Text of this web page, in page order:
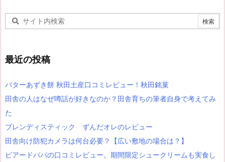
最近の投稿
バターあずき餅 秋田土産口コミレビュー！秋田銘菓
田舎の人はなぜ噂話が好きなのか？田舎育ちの筆者自身で考えてみ
た
ブレンディスティック ずんだオレのレビュー
田舎向け防犯カメラは何台必要？【広い敷地の場合は？】
ビアードパパの口コミレビュー。期間限定シュークリームも実食し